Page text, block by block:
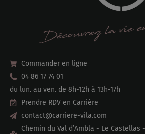
Commander en ligne
04 86 17 74 01
du lun. au ven. de 8h-12h à 13h-17h
Prendre RDV en Carrière
contact@carriere-vila.com
Chemin du Val d’Ambla - Le Castellas -